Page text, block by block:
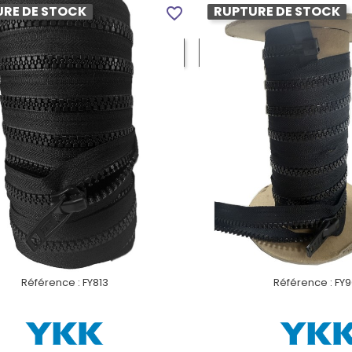
NOIR
VOIR LE PRODUIT
NOIR
VOIR LE
DE STOCK
Référence : FY813
favorite_border RUPTURE DE STOCK
Référence :